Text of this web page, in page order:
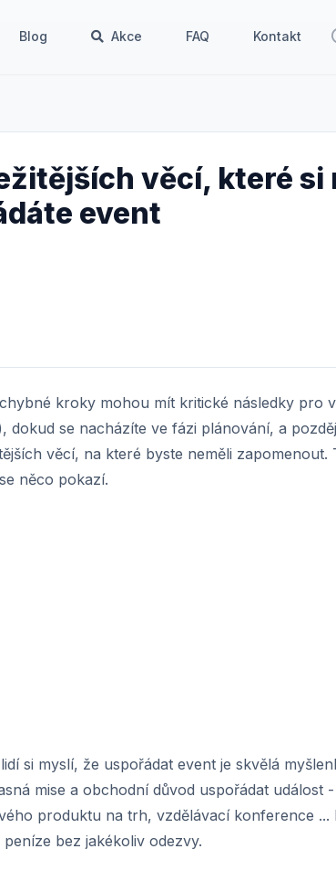
Blog Akce FAQ Kontakt
věcí, které
event
kroky mohou mít kritické následky pro
se nacházíte ve fázi plánování, a
věcí, na které byste neměli
něco pokazí.
si myslí, že uspořádat event je skvělá
mise a obchodní důvod uspořádat
produktu na trh, vzdělávací konference
bez jakékoliv odezvy.